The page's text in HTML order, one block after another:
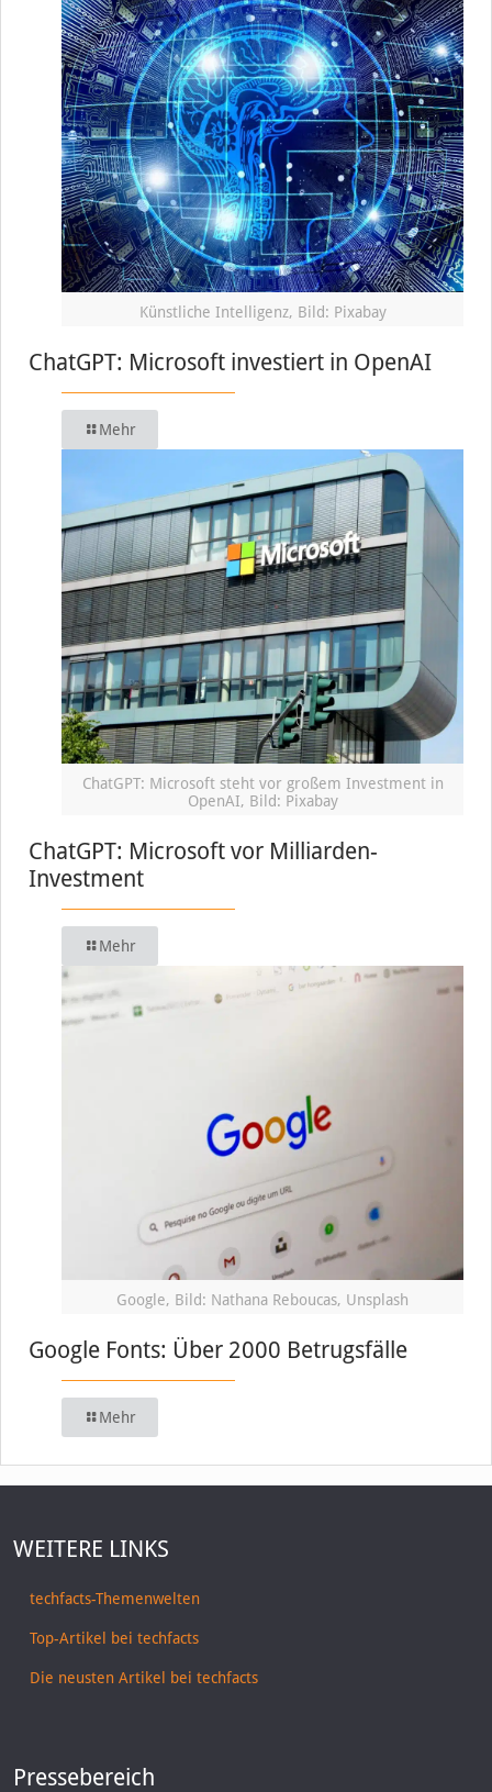
Künstliche Intelligenz, Bild: Pixabay
ChatGPT: Microsoft investiert in OpenAI
Mehr
ChatGPT: Microsoft steht vor großem Investment in
OpenAI, Bild: Pixabay
ChatGPT: Microsoft vor Milliarden-
Investment
Mehr
Google, Bild: Nathana Reboucas, Unsplash
Google Fonts: Über 2000 Betrugsfälle
Mehr
WEITERE LINKS
techfacts-Themenwelten
Top-Artikel bei techfacts
Die neusten Artikel bei techfacts
Pressebereich